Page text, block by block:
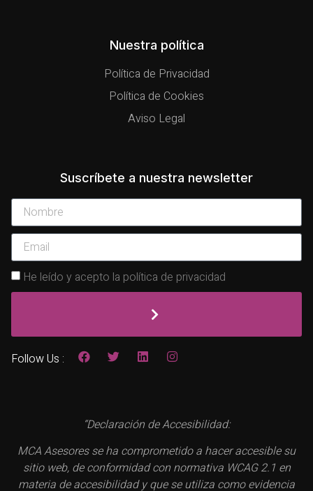
Nuestra política
Política de Privacidad
Política de Cookies
Aviso Legal
Suscríbete a nuestra newsletter
He leído y acepto la política de privacidad
Follow Us :
“Declaración de Accesibilidad:
MCA Asesores se ha comprometido a hacer accesible su
sitio web, de conformidad con normativa WCAG 2.1 en
materia de accesibilidad y que se utiliza como evidencia